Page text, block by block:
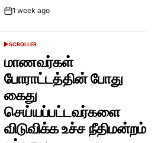
Post1 week ago
POSTED
SCROLLER
மாணவர்கள்
போராட்டத்தின் போது
கைது
செய்யப்பட்டவர்களை
விடுவிக்க உச்ச நீதிமன்றம்